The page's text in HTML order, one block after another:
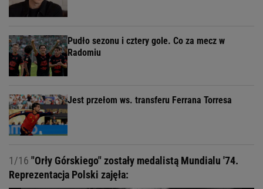
Pudło sezonu i cztery gole. Co za mecz w
Radomiu
Jest przełom ws. transferu Ferrana Torresa
1/16 "Orły Górskiego" zostały medalistą Mundialu '74.
Reprezentacja Polski zajęła: